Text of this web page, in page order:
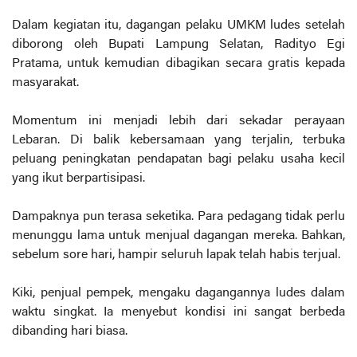
Dalam kegiatan itu, dagangan pelaku UMKM ludes setelah
diborong oleh Bupati Lampung Selatan, Radityo Egi
Pratama, untuk kemudian dibagikan secara gratis kepada
masyarakat.
Momentum ini menjadi lebih dari sekadar perayaan
Lebaran. Di balik kebersamaan yang terjalin, terbuka
peluang peningkatan pendapatan bagi pelaku usaha kecil
yang ikut berpartisipasi.
Dampaknya pun terasa seketika. Para pedagang tidak perlu
menunggu lama untuk menjual dagangan mereka. Bahkan,
sebelum sore hari, hampir seluruh lapak telah habis terjual.
Kiki, penjual pempek, mengaku dagangannya ludes dalam
waktu singkat. Ia menyebut kondisi ini sangat berbeda
dibanding hari biasa.